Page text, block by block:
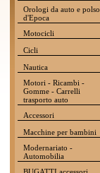
Orologi da auto e polso
d'Epoca
Motocicli
Cicli
Nautica
Motori - Ricambi -
Gomme - Carrelli
trasporto auto
Accessori
Macchine per bambini
Modernariato -
Automobilia